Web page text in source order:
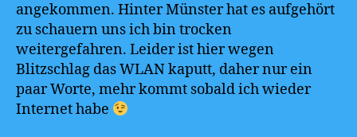
angekommen. Hinter Münster hat es aufgehört
zu schauern uns ich bin trocken
weitergefahren. Leider ist hier wegen
Blitzschlag das WLAN kaputt, daher nur ein
paar Worte, mehr kommt sobald ich wieder
Internet habe